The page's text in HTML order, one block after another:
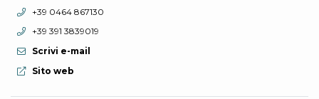
Telefono:
+39 0464 867130
Telefono:
+39 391 3839019
Scrivi e-mail
Sito web:
Sito web